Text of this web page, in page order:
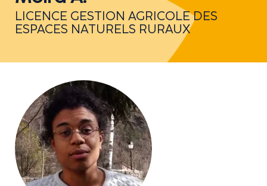
LICENCE GESTION AGRICOLE DES
ESPACES NATURELS RURAUX